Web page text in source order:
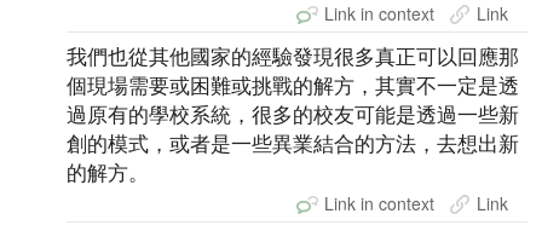
Link in context Link
我們也從其他國家的經驗發現很多真正可以回應那
個現場需要或困難或挑戰的解方，其實不一定是透
過原有的學校系統，很多的校友可能是透過一些新
創的模式，或者是一些異業結合的方法，去想出新
的解方。
Link in context Link